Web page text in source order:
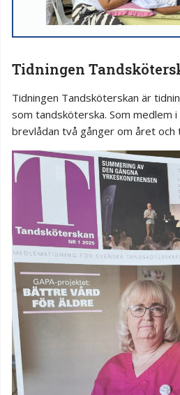
Tidningen
Tidningen Tandsköterskan är
som tandsköterska. Som medlem i
brevlådan två gånger om året och